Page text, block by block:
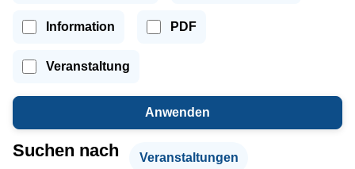
Information PDF
Veranstaltung
Anwenden
Suchen nach Veranstaltungen